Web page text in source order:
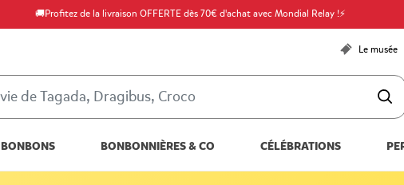
🚚Profitez de la livraison OFFERTE dès 70€ d'achat avec Mondial Relay !⚡
Le musée
BONBONS BONBONNIÈRES & CO CÉLÉBRATIONS